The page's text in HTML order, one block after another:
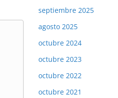
septiembre 2025
agosto 2025
octubre 2024
octubre 2023
octubre 2022
octubre 2021